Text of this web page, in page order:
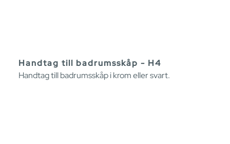
Handtag till badrumsskåp - H4
Handtag till badrumsskåp i krom eller svart.